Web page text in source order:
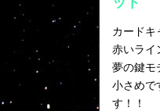
カードキ
赤いライ
夢の鍵モ
小さめで
す！！